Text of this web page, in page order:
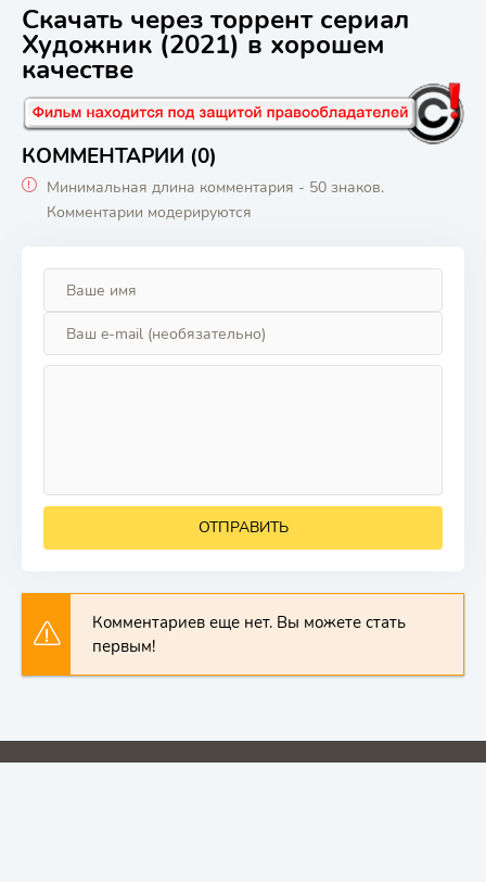
Скачать через торрент сериал
Художник (2021) в хорошем
качестве
КОММЕНТАРИИ (0)
Минимальная длина комментария - 50 знаков.
Комментарии модерируются
ОТПРАВИТЬ
Комментариев еще нет. Вы можете стать
первым!